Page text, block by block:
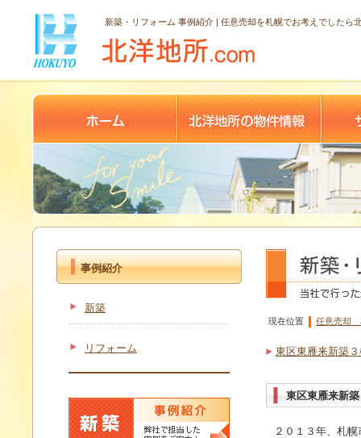
新築・リフォーム 事例紹介 | 任意売却を札幌でお考えでしたら
現在位置 任意売却
東区東雁来新築
東区東雁来新
２０１３年、札
事例紹介
新築
リフォーム